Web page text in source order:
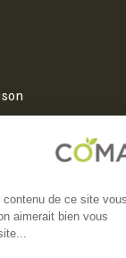
d'achat.